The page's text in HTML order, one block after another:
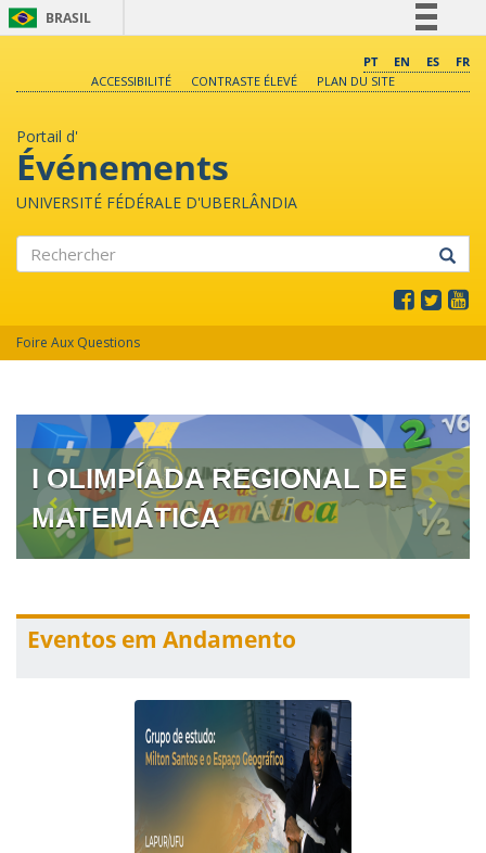
BRASIL
Comunica BR
PT EN ES
FR
ACCESSIBILITÉ
CONTRASTE ÉLEVÉ PLAN DU SITE
Portail d'
Événements
UNIVERSITÉ FÉDÉRALE D'UBERLÂNDIA
Foire Aux Questions
I OLIMPÍADA REGIONAL DE
MATEMÁTICA
Eventos em Andamento